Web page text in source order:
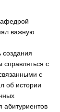
важную
создания
справляться с
с
об истории
абитуриентов